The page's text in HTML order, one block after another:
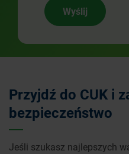
Wyślij
Przyjdź do CUK i
bezpieczeństwo
Jeśli szukasz najlepszych